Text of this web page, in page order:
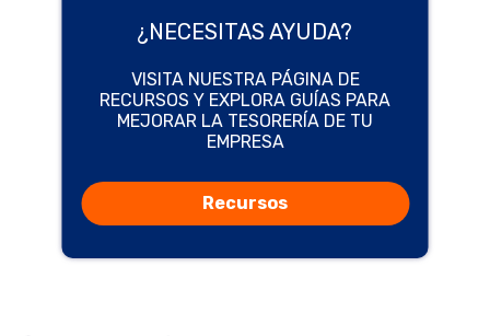
¿NECESITAS AYUDA?
VISITA NUESTRA PÁGINA DE
RECURSOS Y EXPLORA GUÍAS PARA
MEJORAR LA TESORERÍA DE TU
EMPRESA
Recursos